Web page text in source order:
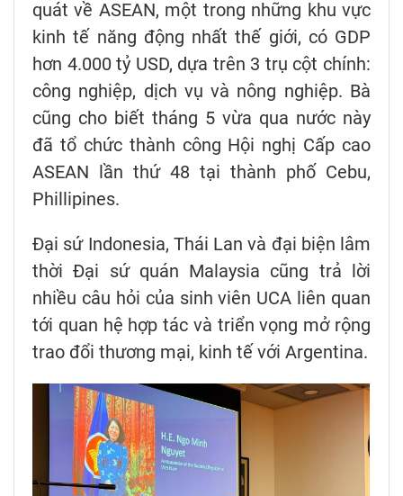
quát về ASEAN, một trong những khu vực
kinh tế năng động nhất thế giới, có GDP
hơn 4.000 tỷ USD, dựa trên 3 trụ cột chính:
công nghiệp, dịch vụ và nông nghiệp. Bà
cũng cho biết tháng 5 vừa qua nước này
đã tổ chức thành công Hội nghị Cấp cao
ASEAN lần thứ 48 tại thành phố Cebu,
Phillipines.
Đại sứ Indonesia, Thái Lan và đại biện lâm
thời Đại sứ quán Malaysia cũng trả lời
nhiều câu hỏi của sinh viên UCA liên quan
tới quan hệ hợp tác và triển vọng mở rộng
trao đổi thương mại, kinh tế với Argentina.